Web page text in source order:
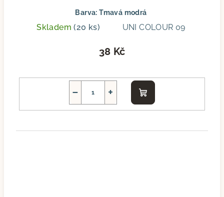
Barva: Tmavá modrá
Skladem(20 ks) UNI COLOUR 09
38 Kč
+
−
Do
košíku